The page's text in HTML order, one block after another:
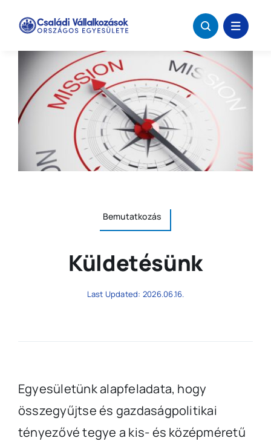
Bemutatkozás
Küldetésünk
Last Updated: 2026.06.16.
Egyesületünk alapfeladata, hogy
összegyűjtse és gazdaságpolitikai
tényezővé tegye a kis- és középméretű